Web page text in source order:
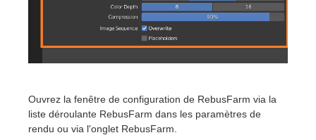
Ouvrez la fenêtre de configuration de RebusFarm via la
liste déroulante RebusFarm dans les paramètres de
rendu ou via l'onglet RebusFarm.